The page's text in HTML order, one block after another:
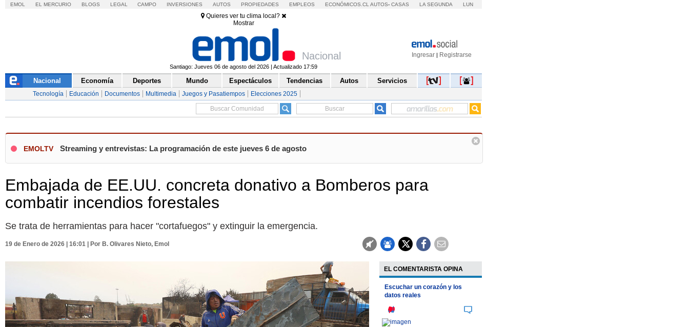
EMOL EL MERCURIO BLOGS LEGAL CAMPO INVERSIONES AUTOS PROPIEDADES EMPLEOS ECONÓMICOS.CL AUTOS- CASAS LA SEGUNDA LUN
Quieres ver tu clima local?
Mostrar
Ingresar | Registrarse
Nacional
Santiago: Jueves 06 de agosto del 2026 | Actualizado 17:59
Nacional Economía Deportes Mundo Espectáculos Tendencias Autos Servicios
Tecnología Educación Documentos Multimedia Juegos y Pasatiempos Elecciones 2025
EMOLTV Streaming y entrevistas: La programación de este jueves 6 de agosto
Embajada de EE.UU. concreta donativo a Bomberos para
combatir incendios forestales
Se trata de herramientas para hacer "cortafuegos" y extinguir la emergencia.
19 de Enero de 2026 | 16:01 | Por B. Olivares Nieto, Emol
EL COMENTARISTA OPINA
Escuchar un corazón y los
datos reales